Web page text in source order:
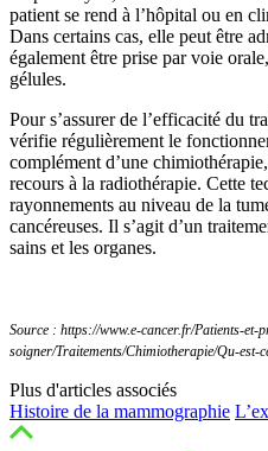
patient se rend à l’hôpital ou en
Dans certains cas, elle peut être
également être prise par voie
gélules.
Pour s’assurer de l’efficacité du
vérifie régulièrement le
complément d’une
recours à la radiothérapie. Cette
rayonnements au niveau de la
cancéreuses. Il s’agit d’un
sains et les organes.
Source : https://www.e-cancer.fr/Patients-et-
soigner/Traitements/Chimiotherapie/Qu-est-
Plus d'articles associés
Histoire de la mammographie